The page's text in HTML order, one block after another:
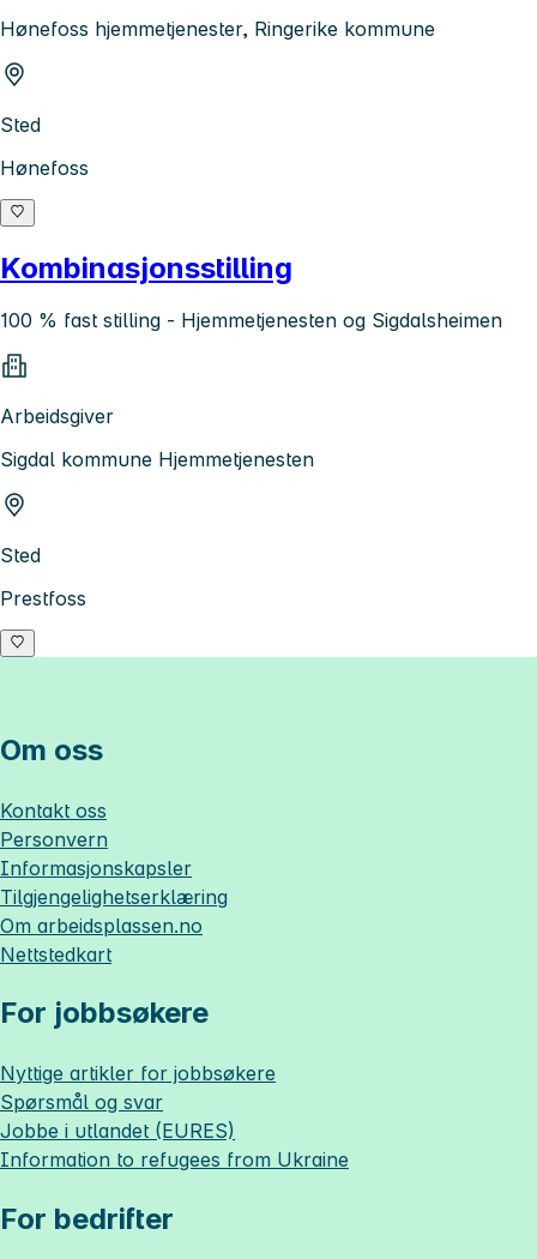
Hønefoss hjemmetjenester, Ringerike kommune
Sted
Hønefoss
Kombinasjonsstilling
100 % fast stilling - Hjemmetjenesten og Sigdalsheimen
Arbeidsgiver
Sigdal kommune Hjemmetjenesten
Sted
Prestfoss
Om oss
Kontakt oss
Personvern
Informasjonskapsler
Tilgjengelighetserklæring
Om arbeidsplassen.no
Nettstedkart
For jobbsøkere
Nyttige artikler for jobbsøkere
Spørsmål og svar
Jobbe i utlandet (EURES)
Information to refugees from Ukraine
For bedrifter